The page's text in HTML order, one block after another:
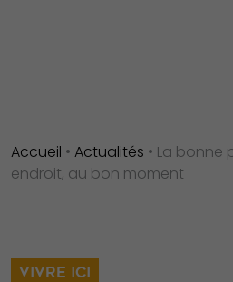
Accueil • Actualités • La bonne
endroit, au bon moment
VIVRE ICI